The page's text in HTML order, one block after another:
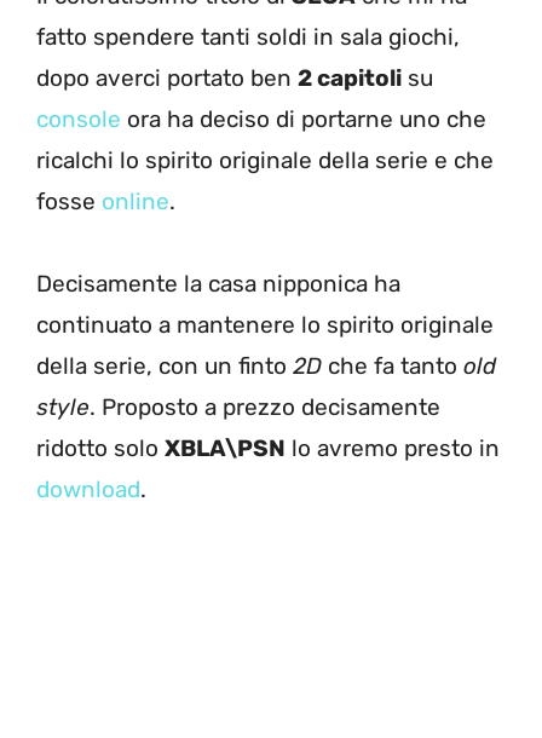
fatto spendere tanti soldi in sala giochi,
dopo averci portato ben 2 capitoli su
console ora ha deciso di portarne uno che
ricalchi lo spirito originale della serie e che
fosse online.
Decisamente la casa nipponica ha
continuato a mantenere lo spirito originale
della serie, con un finto 2D che fa tanto old
style. Proposto a prezzo decisamente
ridotto solo XBLA\PSN lo avremo presto in
download.